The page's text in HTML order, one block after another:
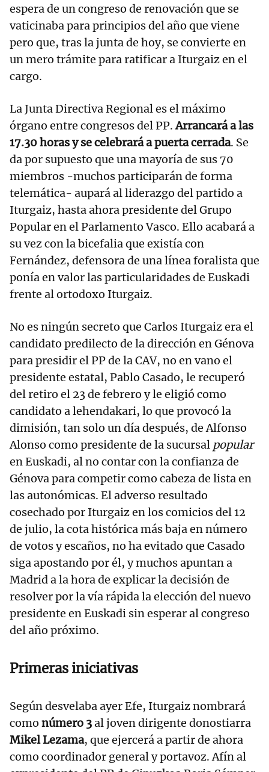
espera de un congreso de renovación que se
vaticinaba para principios del año que viene
pero que, tras la junta de hoy, se convierte en
un mero trámite para ratificar a Iturgaiz en el
cargo.
La Junta Directiva Regional es el máximo
órgano entre congresos del PP.Arrancará a las
17.30 horas y se celebrará a puerta cerrada. Se
da por supuesto que una mayoría de sus 70
miembros -muchos participarán de forma
telemática- aupará al liderazgo del partido a
Iturgaiz, hasta ahora presidente del Grupo
Popular en el Parlamento Vasco. Ello acabará a
su vez con la bicefalia que existía con
Fernández, defensora de una línea foralista que
ponía en valor las particularidades de Euskadi
frente al ortodoxo Iturgaiz.
No es ningún secreto que Carlos Iturgaiz era el
candidato predilecto de la dirección en Génova
para presidir el PP de la CAV, no en vano el
presidente estatal, Pablo Casado, le recuperó
del retiro el 23 de febrero y le eligió como
candidato a lehendakari, lo que provocó la
dimisión, tan solo un día después, de Alfonso
Alonso como presidente de la sucursal popular
en Euskadi, al no contar con la confianza de
Génova para competir como cabeza de lista en
las autonómicas. El adverso resultado
cosechado por Iturgaiz en los comicios del 12
de julio, la cota histórica más baja en número
de votos y escaños, no ha evitado que Casado
siga apostando por él, y muchos apuntan a
Madrid a la hora de explicar la decisión de
resolver por la vía rápida la elección del nuevo
presidente en Euskadi sin esperar al congreso
del año próximo.
Primeras iniciativas
Según desvelaba ayer Efe, Iturgaiz nombrará
como número 3al joven dirigente donostiarra
Mikel Lezama, que ejercerá a partir de ahora
como coordinador general y portavoz. Afín al